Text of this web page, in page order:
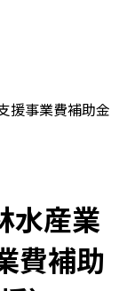
援事業費補助金
水産業
費補助